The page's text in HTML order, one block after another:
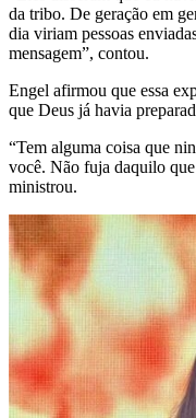
da tribo. De geração em
dia viriam pessoas
mensagem”, contou.
Engel afirmou que essa
que Deus já havia
“Tem alguma coisa que
você. Não fuja daquilo que
ministrou.